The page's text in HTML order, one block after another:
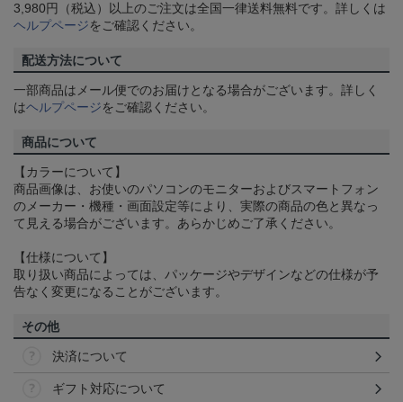
3,980円（税込）以上のご注文は全国一律送料無料です。詳しくは
ヘルプページをご確認ください。
配送方法について
一部商品はメール便でのお届けとなる場合がございます。詳しく
はヘルプページをご確認ください。
商品について
【カラーについて】
商品画像は、お使いのパソコンのモニターおよびスマートフォン
のメーカー・機種・画面設定等により、実際の商品の色と異なっ
て見える場合がございます。あらかじめご了承ください。
【仕様について】
取り扱い商品によっては、パッケージやデザインなどの仕様が予
告なく変更になることがございます。
その他
決済について
ギフト対応について